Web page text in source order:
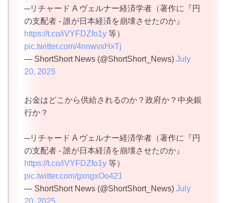
─リチャード A ヴェルナー経済学者（著作に『円
の支配者 - 誰が日本経済を崩壊させたのか』
https://t.co/iVYFDZfo1y等）
pic.twitter.com/4nnwvxHxTj
— ShortShort News (@ShortShort_News) July
20, 2025
お金はどこから供給されるのか？政府か？中央銀
行か？
─リチャード A ヴェルナー経済学者（著作に『円
の支配者 - 誰が日本経済を崩壊させたのか』
https://t.co/iVYFDZfo1y等）
pic.twitter.com/gxngxOo421
— ShortShort News (@ShortShort_News) July
20, 2025